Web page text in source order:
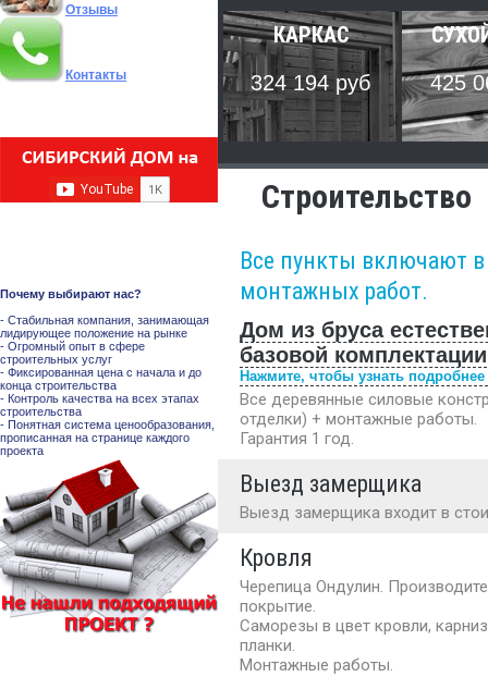
Отзывы
Контакты
Почему выбирают нас?
- Стабильная компания, занимающая
лидирующее положение на рынке
- Огромный опыт в сфере
строительных услуг
- Фиксированная цена с начала и до
конца строительства
- Контроль качества на всех этапах
строительства
- Понятная система ценообразования,
прописанная на странице каждого
проекта
КАРКАС
324 194 руб 425
Строительство
Все пункты включают
монтажных работ.
Дом из бруса
базовой комплектации
Нажмите, чтобы узнать
Все деревянные силовые
отделки) + монтажные работы.
Гарантия 1 год.
Выезд замерщика
Выезд замерщика входит в
Кровля
Черепица Ондулин.
покрытие.
Саморезы в цвет кровли,
планки.
Монтажные работы.